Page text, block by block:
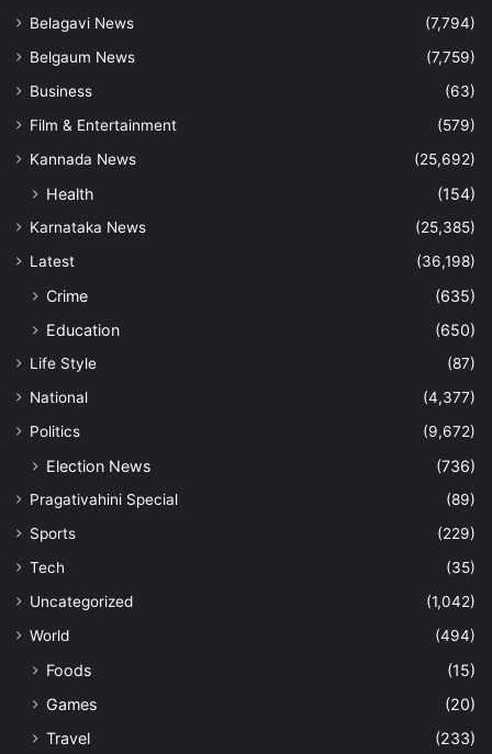
Belagavi News
(7,794)
Belgaum News
(7,759)
Business
(63)
Film & Entertainment
(579)
Kannada News
(25,692)
Health (154)
Karnataka News
(25,385)
Latest
(36,198)
Crime
(635)
Education
(650)
Life Style
(87)
National
(4,377)
Politics
(9,672)
Election News (736)
Pragativahini Special
(89)
Sports
(229)
Tech
(35)
Uncategorized
(1,042)
World
(494)
Foods
(15)
Games
(20)
Travel
(233)